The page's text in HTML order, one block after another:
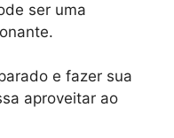
ser uma
e fazer sua
aproveitar ao